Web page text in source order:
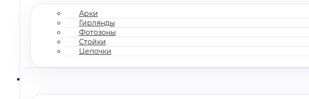
Арки
Гирлянды
Фотозоны
Стойки
Цепочки